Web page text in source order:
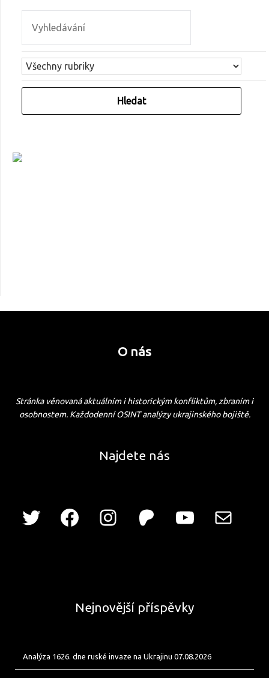
O nás
Stránka věnovaná aktuálním i historickým konfliktům, zbraním i
osobnostem. Každodenní OSINT analýzy ukrajinského bojiště.
Najdete nás
Nejnovější příspěvky
Analýza 1626. dne ruské invaze na Ukrajinu 07.08.2026